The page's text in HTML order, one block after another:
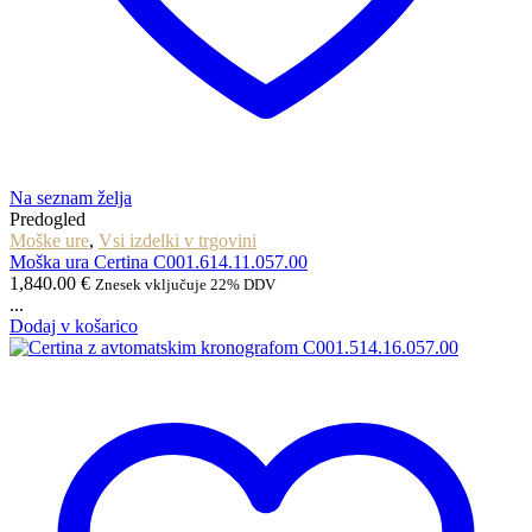
Na seznam želja
Predogled
Moške ure, Vsi izdelki v trgovini
Moška ura Certina C001.614.11.057.00
1,840.00 € Znesek vključuje 22% DDV
...
Dodaj v košarico